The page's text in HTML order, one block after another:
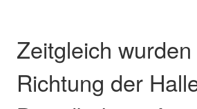
Zeitgleich
Richtung der